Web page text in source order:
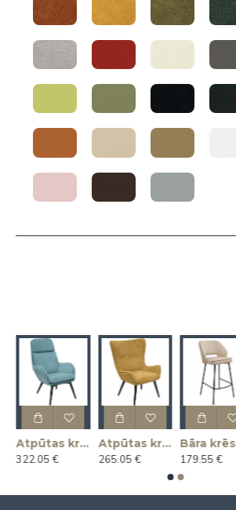
Atpūtas krēsls MAGNUS
322.05 €
Atpūtas krēsls MARIUS
265.05 €
179.55 €